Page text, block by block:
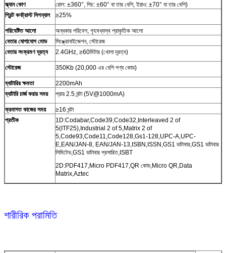
স্ক্যান কোণ
রোল: ±360°, পিচ: ±60° বা তার বেশি, ইয়াও: ±70° বা তার বেশি)
প্রিন্ট কনট্রাস্ট সিগন্যাল
≥25%
পরিবেষ্টিত আলো
অন্ধকার পরিবেশ, গৃহমধ্যস্থ প্রাকৃতিক আলো
বেতার যোগাযোগ মোড
সিঙ্ক্রোনাইজেশন, স্টোরেজ
বেতার সংক্রমণ দূরত্ব
2.4GHz, ≥60মিটার (খোলা দূরত্ব)
স্টোরেজ 350Kb (20,000 এর বেশি পণ্য কোড)
ব্যাটারির ক্ষমতা
2200mAh
ব্যাটারি চার্জ করার সময়
প্রায় 2.5 ঘন্টা (5V@1000mA)
ক্রমাগত কাজের সময়
≥16 ঘন্টা
প্রতীক
1D:Codabar,Code39,Code32,Interleaved 2 of
5(ITF25),Industrial 2 of 5,Matrix 2 of
5,Code93,Code11,Code128,Gs1-128,UPC-A,UPC-
E,EAN/JAN-8, EAN/JAN-13,ISBN,ISSN,GS1 ডাটাবার,GS1 ডাটাবার
লিমিটেড,GS1 ডাটাবার প্রসারিত,ISBT
2D:PDF417,Micro PDF417,QR কোড,Micro QR,Data
Matrix,Aztec
শারীরিক পরামিতি